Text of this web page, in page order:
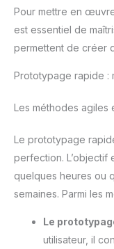
Pour mettre en
est essentiel de
permettent de créer
Prototypage rapide :
Les méthodes agiles
Le prototypage
perfection. L’objectif
quelques heures ou
semaines. Parmi les
Le
utilisateur, il